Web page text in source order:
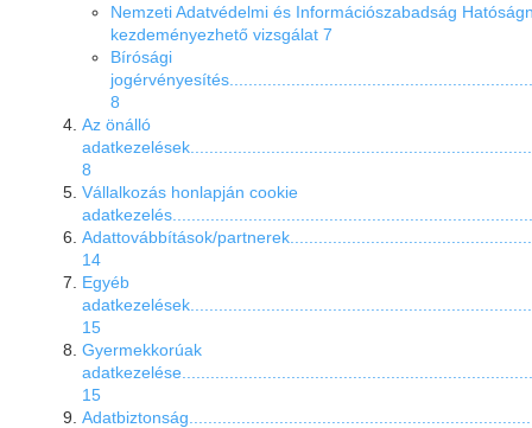
Nemzeti Adatvédelmi és Információszabadság
kezdeményezhető vizsgálat 7
Bírósági
8
Az önálló
8
Vállalkozás honlapján cookie
Adattovábbítások/
14
Egyéb
15
Gyermekkorúak
15